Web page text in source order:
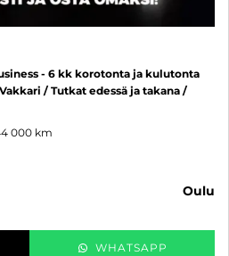
- 6 kk korotonta ja kulutonta
/ Tutkat edessä ja takana /
000 km
oulu
WHATSAPP